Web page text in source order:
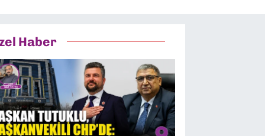
Haber